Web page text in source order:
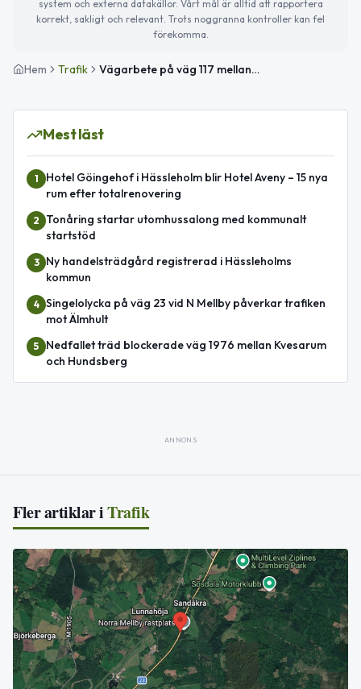
system och externa datakällor. Vårt mål är alltid att rapportera
korrekt, sakligt och relevant. Trots noggranna kontroller kan fel
förekomma.
Hem Trafik Vägarbete på väg 117 mellan Bjärnum och Hässleholm avslutat
Mest läst
1
Hotel Göingehof i Hässleholm blir Hotel Aveny – 15 nya
rum efter totalrenovering
2
Tonåring startar utomhussalong med kommunalt
startstöd
3
Ny handelsträdgård registrerad i Hässleholms
kommun
4 Singelolycka på väg 23 vid N Mellby påverkar trafiken
mot Älmhult
5
Nedfallet träd blockerade väg 1976 mellan Kvesarum
och Hundsberg
ANNONS
Fler artiklar iTrafik